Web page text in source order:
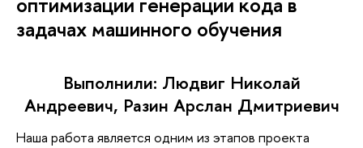
задачах машинного обучения
Выполнили: Людвиг Николай
Андреевич, Разин Арслан Дмитриевич
Наша работа является одним из этапов проекта